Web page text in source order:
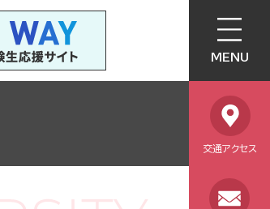
MENU
交通アクセス